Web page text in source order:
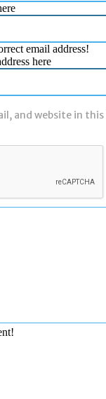
email address!
here
and website in